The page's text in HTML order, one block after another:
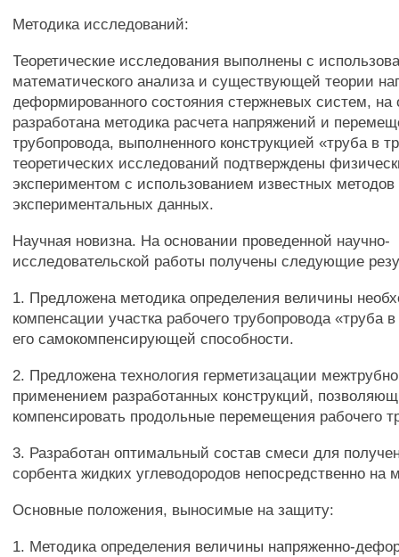
Методика исследований:
Теоретические исследования выполнены с
математического анализа и существующей теории
деформированного состояния стержневых систем, на
разработана методика расчета напряжений и
трубопровода, выполненного конструкцией «труба в
теоретических исследований подтверждены
экспериментом с использованием известных методов
экспериментальных данных.
Научная новизна. На основании проведенной научно-
исследовательской работы получены следующие
1. Предложена методика определения величины
компенсации участка рабочего трубопровода «труба
его самокомпенсирующей способности.
2. Предложена технология герметизацации
применением разработанных конструкций,
компенсировать продольные перемещения рабочего
3. Разработан оптимальный состав смеси для
сорбента жидких углеводородов непосредственно на
Основные положения, выносимые на защиту:
1. Методика определения величины напряженно-